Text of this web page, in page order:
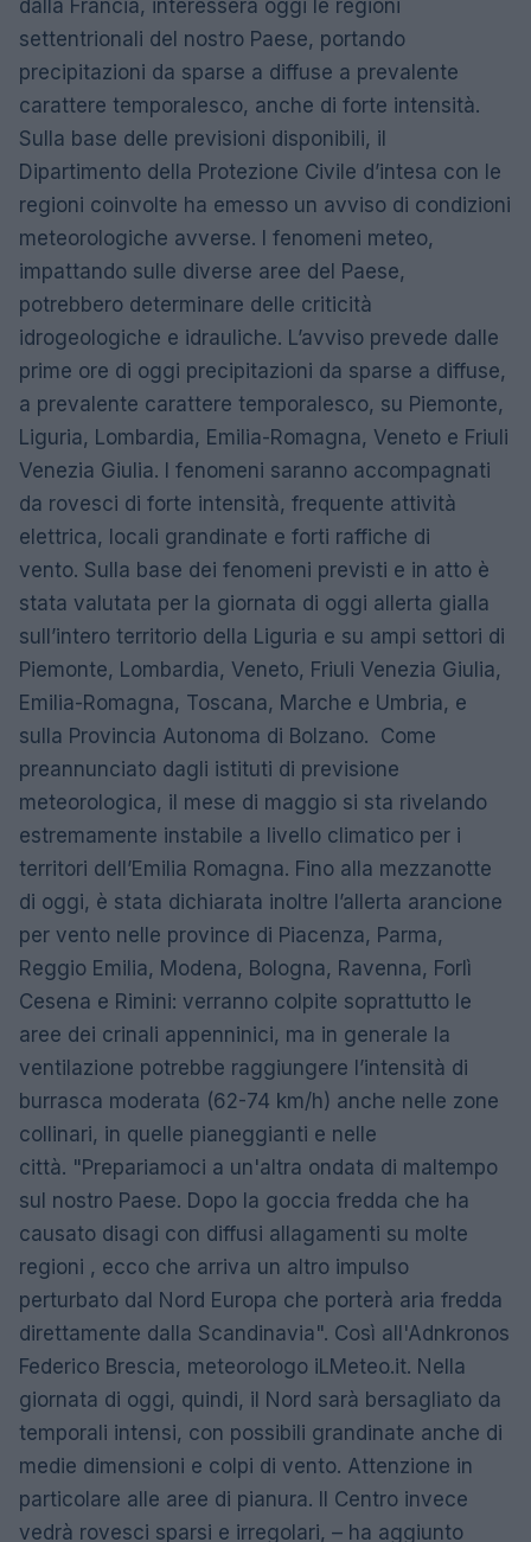
dalla Francia, interesserà oggi le regioni
settentrionali del nostro Paese, portando
precipitazioni da sparse a diffuse a prevalente
carattere temporalesco, anche di forte intensità.
Sulla base delle previsioni disponibili, il
Dipartimento della Protezione Civile d’intesa con le
regioni coinvolte ha emesso un avviso di condizioni
meteorologiche avverse. I fenomeni meteo,
impattando sulle diverse aree del Paese,
potrebbero determinare delle criticità
idrogeologiche e idrauliche. L’avviso prevede dalle
prime ore di oggi precipitazioni da sparse a diffuse,
a prevalente carattere temporalesco, su Piemonte,
Liguria, Lombardia, Emilia-Romagna, Veneto e Friuli
Venezia Giulia. I fenomeni saranno accompagnati
da rovesci di forte intensità, frequente attività
elettrica, locali grandinate e forti raffiche di
vento. Sulla base dei fenomeni previsti e in atto è
stata valutata per la giornata di oggi allerta gialla
sull’intero territorio della Liguria e su ampi settori di
Piemonte, Lombardia, Veneto, Friuli Venezia Giulia,
Emilia-Romagna, Toscana, Marche e Umbria, e
sulla Provincia Autonoma di Bolzano. Come
preannunciato dagli istituti di previsione
meteorologica, il mese di maggio si sta rivelando
estremamente instabile a livello climatico per i
territori dell’Emilia Romagna. Fino alla mezzanotte
di oggi, è stata dichiarata inoltre l’allerta arancione
per vento nelle province di Piacenza, Parma,
Reggio Emilia, Modena, Bologna, Ravenna, Forlì
Cesena e Rimini: verranno colpite soprattutto le
aree dei crinali appenninici, ma in generale la
ventilazione potrebbe raggiungere l’intensità di
burrasca moderata (62-74 km/h) anche nelle zone
collinari, in quelle pianeggianti e nelle
città. "Prepariamoci a un'altra ondata di maltempo
sul nostro Paese. Dopo la goccia fredda che ha
causato disagi con diffusi allagamenti su molte
regioni , ecco che arriva un altro impulso
perturbato dal Nord Europa che porterà aria fredda
direttamente dalla Scandinavia". Così all'Adnkronos
Federico Brescia, meteorologo iLMeteo.it. Nella
giornata di oggi, quindi, il Nord sarà bersagliato da
temporali intensi, con possibili grandinate anche di
medie dimensioni e colpi di vento. Attenzione in
particolare alle aree di pianura. Il Centro invece
vedrà rovesci sparsi e irregolari, – ha aggiunto